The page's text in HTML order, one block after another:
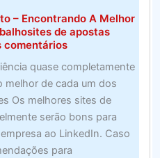
– Encontrando A Melhor
de apostas
comentários
quase completamente
melhor de cada um dos
Os melhores sites de
serão bons para
ao LinkedIn. Caso
para